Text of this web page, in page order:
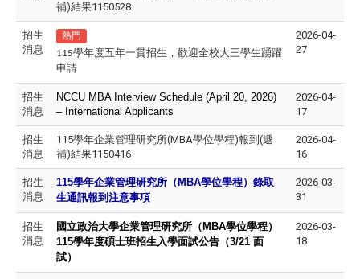
補)結果1150528
招生
消息
熱門
115學年度五年一貫招生，歡迎全校大三學生踴躍
申請
2026-04-
27
招生
消息
NCCU MBA Interview Schedule (April 20, 2026)
– International Applicants
2026-04-
17
招生
消息
115學年企業管理研究所(MBA學位學程)報到(遞
補)結果1150416
2026-04-
16
招生
消息
115學年企業管理研究所（MBA學位學程）錄取
生通訊報到注意事項
2026-03-
31
招生
消息
國立政治大學企業管理研究所（MBA學位學程）
115學年度碩士班招生入學面試公告 （3/21 面
試）
2026-03-
18